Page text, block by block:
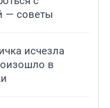
— советы
исчезла
в